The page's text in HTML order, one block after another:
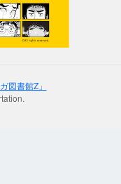
図書館Z」